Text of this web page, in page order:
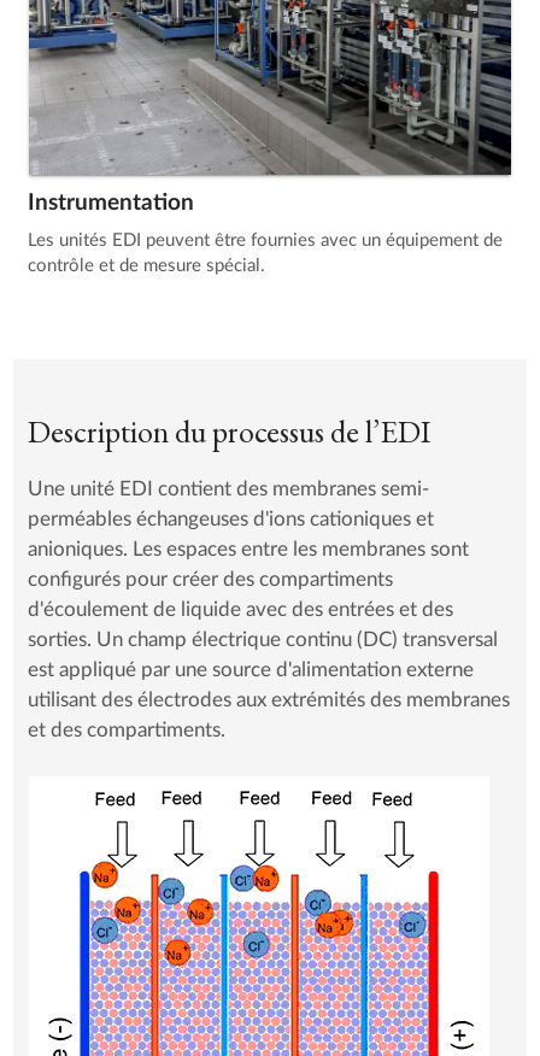
Instrumentation
Les unités EDI peuvent être fournies avec un équipement de
contrôle et de mesure spécial.
Description du processus de l’EDI
Une unité EDI contient des membranes semi-
perméables échangeuses d'ions cationiques et
anioniques. Les espaces entre les membranes sont
configurés pour créer des compartiments
d'écoulement de liquide avec des entrées et des
sorties. Un champ électrique continu (DC) transversal
est appliqué par une source d'alimentation externe
utilisant des électrodes aux extrémités des membranes
et des compartiments.